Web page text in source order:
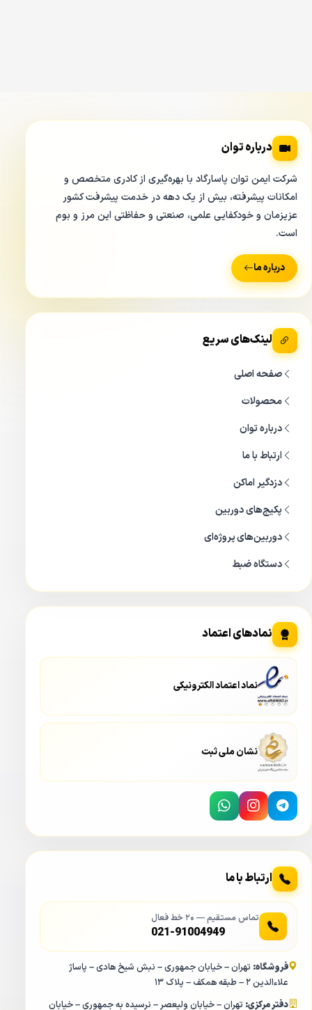
1431SP
مگاپیکسل و همچنین کیفیت 1.3 مگاپیکسل نیز تبدیل شود.
قابلیت WDR در دوربین داهوا 1431SP
از مهمترین و کاربردی ترین مقوله ها در دوربین تحت شبکه بولت
مداربسته بوده که این دوربین داهوا از آن پشتیبانی می کند.
در خاصیت WDR که دوربین مداربسته تحت شبکه بولت داهوا
IPC-HFW 1431SP وجود دارد به خاطر نوع سنسور تصویری که
در این مدل از دوربین وجود دارد کیفیت دوربین به مراتب از سایر
مدل های چهار مگاپیکسل مشابه بالاتر می باشد.
مشخصات فیزیکی دوربین مداربسته تحت شبکه بولت داهوا DH-IPC-HFW
1431SP
در خاصیت WDR در دوربین داهوا 1431SP این امکان وجود دارد
تا در هنگامی که یک منبع نور در مقابل لنز دوربین مدار بسته قرار
می گیرد تصویر دوربین سیاه نشود و یک تصویر اصلاح شده به
درباره توان
شرکت ایمن توان پاسارگاد با بهره‌گیری از کادری متخصص و
امکانات پیشرفته، بیش از یک دهه در خدمت پیشرفت کشور
عزیزمان و خودکفایی علمی، صنعتی و حفاظتی این مرز و بوم
است.
درباره ما
لینک‌های سریع
صفحه اصلی
محصولات
درباره توان
ارتباط با ما
دزدگیر اماکن
پکیج‌های دوربین
دوربین‌های پروژه‌ای
دستگاه ضبط
نمادهای اعتماد
نماد اعتماد الکترونیکی
نشان ملی ثبت
ارتباط با ما
تماس مستقیم — ۲۰ خط فعال
021-91004949
فروشگاه: تهران – خیابان جمهوری – نبش شیخ هادی – پاساژ
علاءالدین ۲ – طبقه همکف – پلاک ۱۳
دفتر مرکزی: تهران – خیابان ولیعصر – نرسیده به جمهوری – خیابان